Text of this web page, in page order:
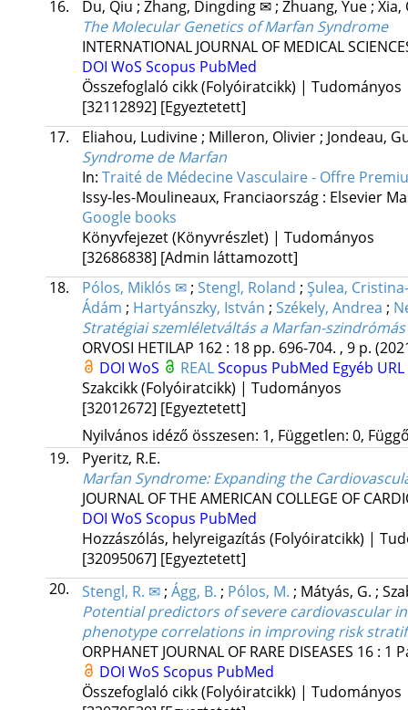
16. Du, Qiu ; Zhang, Dingding ✉ ; Zhuang, Yue ;
The Molecular Genetics of Marfan Syndrome
INTERNATIONAL JOURNAL OF MEDICAL
DOI WoS Scopus PubMed
Összefoglaló cikk (Folyóiratcikk) | Tudományos
[32112892] [Egyeztetett]
17.
Eliahou, Ludivine ; Milleron, Olivier ; Jondeau,
Syndrome de Marfan
In: Traité de Médecine Vasculaire - Offre
Issy-les-Moulineaux, Franciaország : Elsevier
Google books
Könyvfejezet (Könyvrészlet) | Tudományos
[32686838] [Admin láttamozott]
18.
Pólos, Miklós ✉ ; Stengl, Roland ; Şulea,
Ádám ; Hartyánszky, István ; Székely, Andrea ;
Stratégiai szemléletváltás a Marfan-
ORVOSI HETILAP 162: 18 pp. 696-704. , 9 p.
DOI WoS REALScopus PubMed Egyéb URL
Szakcikk (Folyóiratcikk) | Tudományos
[32012672] [Egyeztetett]
Nyilvános idéző összesen: 1, Független: 0,
19.
Pyeritz, R.E.
Marfan Syndrome: Expanding the
JOURNAL OF THE AMERICAN COLLEGE OF
DOI WoS Scopus PubMed
Hozzászólás, helyreigazítás (Folyóiratcikk) |
[32095067] [Egyeztetett]
20.
Stengl, R. ✉; Ágg, B. ; Pólos, M. ; Mátyás, G. ;
Potential predictors of severe cardiovascular
phenotype correlations in improving risk
ORPHANET JOURNAL OF RARE DISEASES 16: 1
DOI WoS Scopus PubMed
Összefoglaló cikk (Folyóiratcikk) | Tudományos